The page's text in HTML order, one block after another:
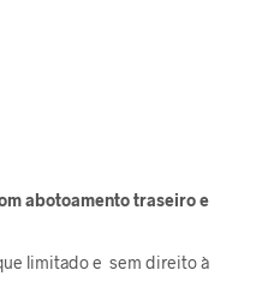
preço
abotoamento traseiro e
limitado e sem direito à